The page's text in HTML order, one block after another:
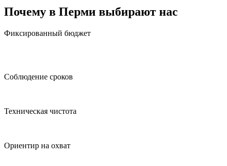
Почему в Перми выбирают нас
Фиксированный бюджет
Соблюдение сроков
Техническая чистота
Ориентир на охват